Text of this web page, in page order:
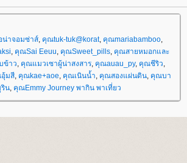
น่าจอมซ่าส์, คุณtuk-tuk@korat, คุณmariabamboo,
, คุณSai Eeuu, คุณSweet_pills, คุณสายหมอกและ
ข้าว, คุณแมวเซาผู้น่าสงสาร, คุณauau_py, คุณชีริว,
มสี, คุณkae+aoe, คุณเนินน้ำ, คุณสองแผ่นดิน, คุณบา
ริน, คุณEmmy Journey พากิน พาเที่ยว